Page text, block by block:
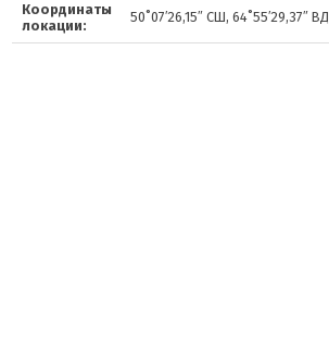
Координаты
локации:
50˚07′26,15″ СШ, 64˚55′29,37″ ВД